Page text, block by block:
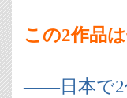
この2作品
――日本で2